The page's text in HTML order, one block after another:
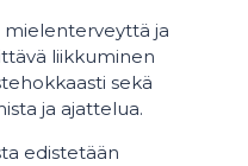
ja
liikkuminen
sekä
ja ajattelua.
edistetään